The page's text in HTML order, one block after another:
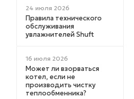
24 июля 2026
Правила технического
обслуживания
увлажнителей Shuft
16 июля 2026
Может ли взорваться
котел, если не
производить чистку
теплообменника?